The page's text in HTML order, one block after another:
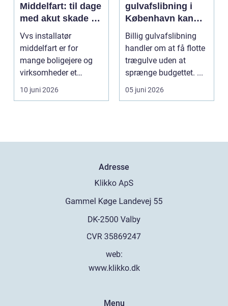
Middelfart: til dage
med akut skade og
almindelig service
Vvs installatør
middelfart er for
mange boligejere og
virksomheder et
søgeord, der duk...
10 juni 2026
gulvafslibning i
København kan
være vejen til
flottere gulve
Billig gulvafslibning
handler om at få flotte
trægulve uden at
sprænge budgettet. ...
05 juni 2026
Adresse
web:
www.klikko.dk
Menu